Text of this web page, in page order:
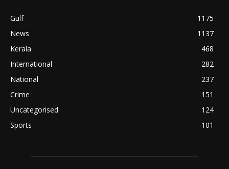
Gulf
1175
News
1137
Kerala
468
International
282
National
237
Crime
151
Uncategorised
124
Sports
101